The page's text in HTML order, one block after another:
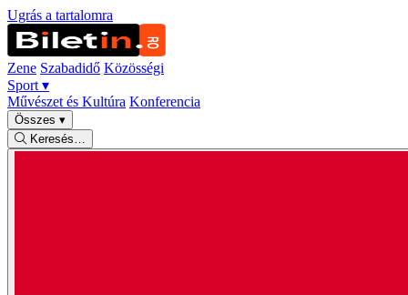
Ugrás a tartalomra
Zene Szabadidő Közösségi
Sport ▾
Művészet és Kultúra Konferencia
Összes ▾
Keresés…